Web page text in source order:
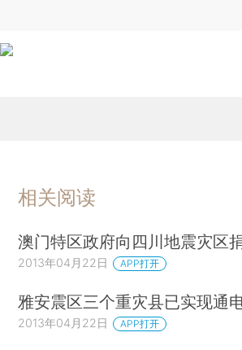
相关阅读
澳门特区政府向四川地震灾区
2013年04月22日 APP打开
雅安震区三个重灾县已实现通
2013年04月22日 APP打开